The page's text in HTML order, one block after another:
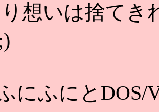
想いは捨てき
にふにとDOS/